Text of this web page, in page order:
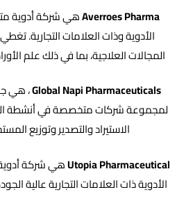
Averroes Pharmaهي شركة أدوية
الأدوية وذات العلامات التجارية.
المجالات العلاجية، بما في ذلك علم
Global Napi Pharmaceuticals، هي
لمجموعة شركات متخصصة في أنشطة
الاستيراد والتصدير وتوزيع
Utopia Pharmaceuticalهي شركة
الأدوية ذات العلامات التجارية عالية